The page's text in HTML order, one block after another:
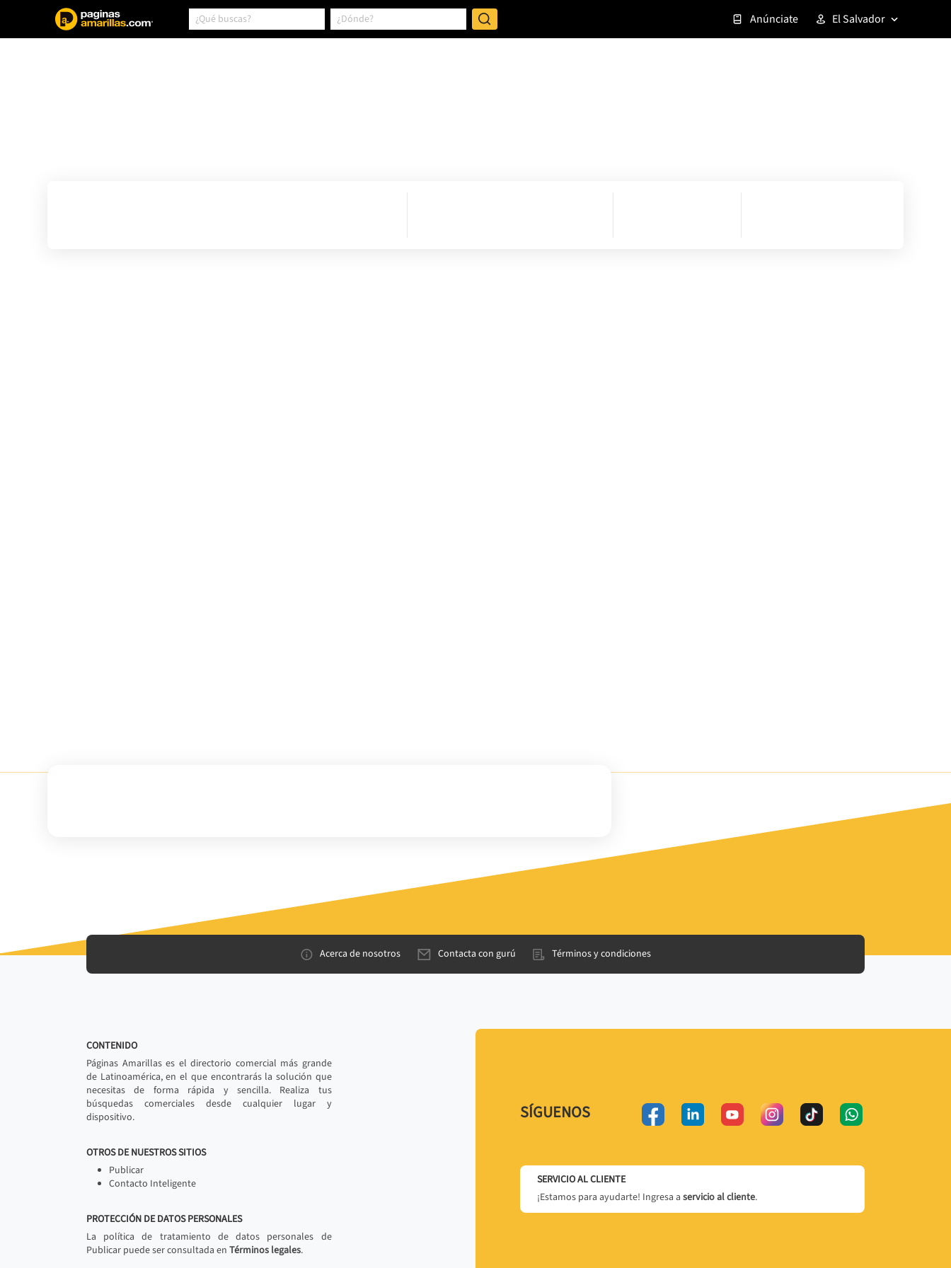
Anúnciate El Salvador
Acerca de nosotros Contacta con gurú Términos y condiciones
CONTENIDO
Páginas Amarillas es el directorio comercial más grande
de Latinoamérica, en el que encontrarás la solución que
necesitas de forma rápida y sencilla. Realiza tus
búsquedas comerciales desde cualquier lugar y
dispositivo.
OTROS DE NUESTROS SITIOS
Publicar
Contacto Inteligente
PROTECCIÓN DE DATOS PERSONALES
La política de tratamiento de datos personales de
Publicar puede ser consultada en Términos legales.
SÍGUENOS
SERVICIO AL CLIENTE
¡Estamos para ayudarte! Ingresa a servicio al cliente.